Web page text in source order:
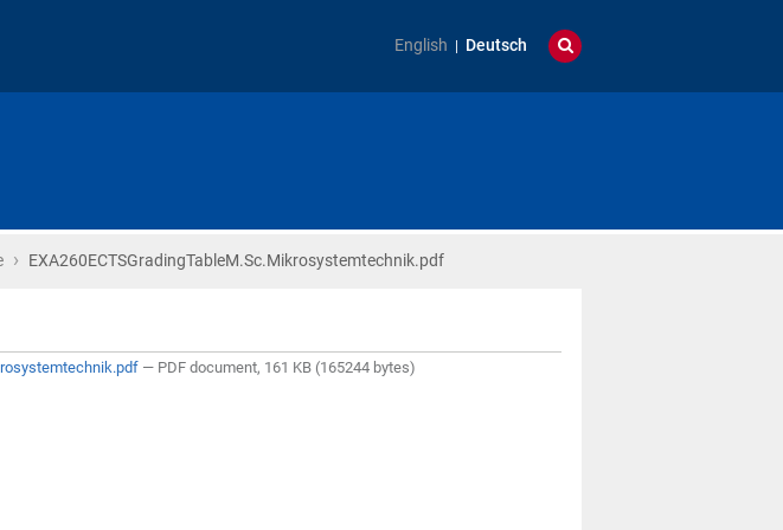
English Deutsch
› EXA260ECTSGradingTableM.Sc.Mikrosystemtechnik.pdf
— PDF document, 161 KB (165244 bytes)